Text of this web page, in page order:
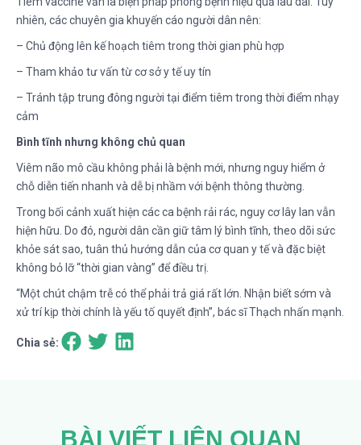
nhiên, các chuyên gia khuyến cáo người dân nên:
– Chủ động lên kế hoạch tiêm trong thời gian phù hợp
– Tham khảo tư vấn từ cơ sở y tế uy tín
– Tránh tập trung đông người tại điểm tiêm trong thời điểm nhạy
cảm
Bình tĩnh nhưng không chủ quan
Viêm não mô cầu không phải là bệnh mới, nhưng nguy hiểm ở
chỗ diễn tiến nhanh và dễ bị nhầm với bệnh thông thường.
Trong bối cảnh xuất hiện các ca bệnh rải rác, nguy cơ lây lan vẫn
hiện hữu. Do đó, người dân cần giữ tâm lý bình tĩnh, theo dõi sức
khỏe sát sao, tuân thủ hướng dẫn của cơ quan y tế và đặc biệt
không bỏ lỡ “thời gian vàng” để điều trị.
“Một chút chậm trễ có thể phải trả giá rất lớn. Nhận biết sớm và
xử trí kịp thời chính là yếu tố quyết định”, bác sĩ Thạch nhấn mạnh.
Chia sẻ:
BÀI VIẾT LIÊN QUAN